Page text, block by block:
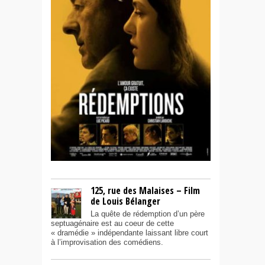
125, rue des Malaises – Film
de Louis Bélanger
La quête de rédemption d’un père
septuagénaire est au coeur de cette
« dramédie » indépendante laissant libre court
à l’improvisation des comédiens.